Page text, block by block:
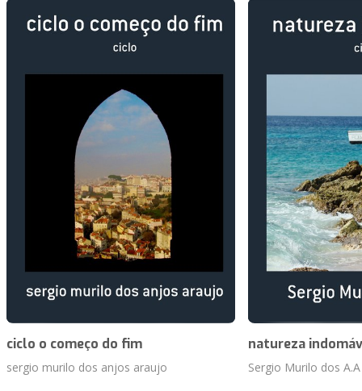
ciclo o começo do fim
sergio murilo dos anjos araujo
natureza
Sergio Murilo dos A.A